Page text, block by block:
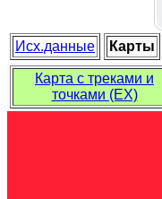
Исх.данные Карты
Карта с треками и
точками (EX)